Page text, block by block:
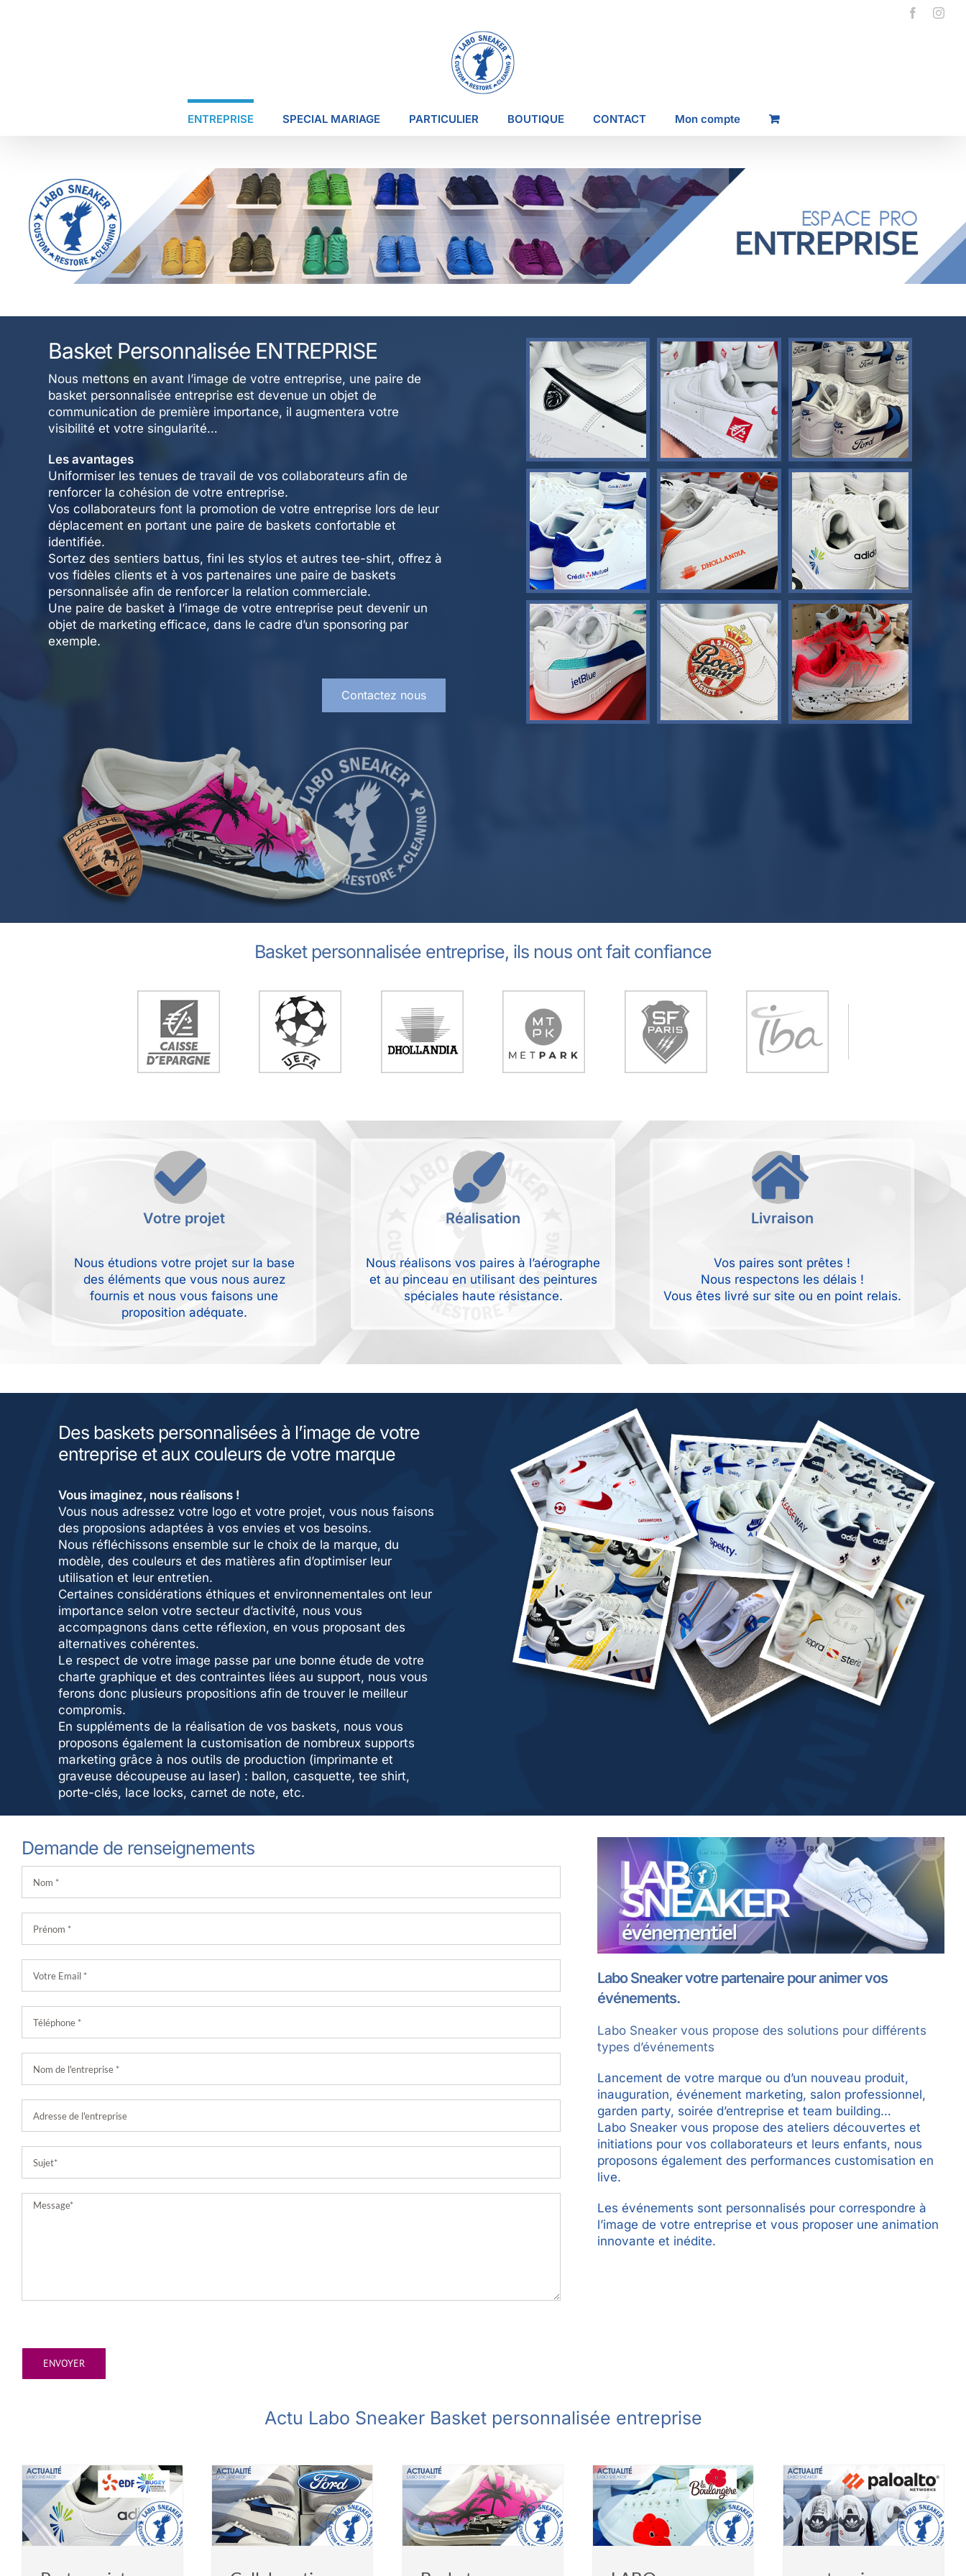
Facebook
ENTREPRISE SPECIAL MARIAGE PARTICULIER BOUTIQUE CONTACT Mon compte
Basket Personnalisée ENTREPRISE
Nous mettons en avant l’image de votre entreprise, une paire de
basket personnalisée entreprise est devenue un objet de
communication de première importance, il augmentera votre
visibilité et votre singularité…
Les avantages
Uniformiser les tenues de travail de vos collaborateurs afin de
renforcer la cohésion de votre entreprise.
Vos collaborateurs font la promotion de votre entreprise lors de leur
déplacement en portant une paire de baskets confortable et
identifiée.
Sortez des sentiers battus, fini les stylos et autres tee-shirt, offrez à
vos fidèles clients et à vos partenaires une paire de baskets
personnalisée afin de renforcer la relation commerciale.
Une paire de basket à l’image de votre entreprise peut devenir un
objet de marketing efficace, dans le cadre d’un sponsoring par
exemple.
Contactez nous
Basket personnalisée entreprise, ils nous ont fait confiance
Votre projet
Nous étudions votre projet sur la base
des éléments que vous nous aurez
fournis et nous vous faisons une
proposition adéquate.
Réalisation
Nous réalisons vos paires à l’aérographe
et au pinceau en utilisant des peintures
spéciales haute résistance.
Livraison
Vos paires sont prêtes !
Nous respectons les délais !
Vous êtes livré sur site ou en point relais.
Des baskets personnalisées à l’image de votre
entreprise et aux couleurs de votre marque
Vous imaginez, nous réalisons !
Vous nous adressez votre logo et votre projet, vous nous faisons
des proposions adaptées à vos envies et vos besoins.
Nous réfléchissons ensemble sur le choix de la marque, du
modèle, des couleurs et des matières afin d’optimiser leur
utilisation et leur entretien.
Certaines considérations éthiques et environnementales ont leur
importance selon votre secteur d’activité, nous vous
accompagnons dans cette réflexion, en vous proposant des
alternatives cohérentes.
Le respect de votre image passe par une bonne étude de votre
charte graphique et des contraintes liées au support, nous vous
ferons donc plusieurs propositions afin de trouver le meilleur
compromis.
En suppléments de la réalisation de vos baskets, nous vous
proposons également la customisation de nombreux supports
marketing grâce à nos outils de production (imprimante et
graveuse découpeuse au laser) : ballon, casquette, tee shirt,
porte-clés, lace locks, carnet de note, etc.
Demande de renseignements
Labo Sneaker votre partenaire pour animer vos
événements.
Labo Sneaker vous propose des solutions pour différents
types d’événements
Lancement de votre marque ou d’un nouveau produit,
inauguration, événement marketing, salon professionnel,
garden party, soirée d’entreprise et team building…
Labo Sneaker vous propose des ateliers découvertes et
initiations pour vos collaborateurs et leurs enfants, nous
proposons également des performances customisation en
live.
Les événements sont personnalisés pour correspondre à
l’image de votre entreprise et vous proposer une animation
innovante et inédite.
Actu Labo Sneaker Basket personnalisée entreprise
Collaboration avec
FORD
Actualités entreprise
Basket personnalisée
Porsche
Actualités entreprise
LABO SNEAKER
chausse LA
BOULANGERE
Actualités entreprise
partenaire entreprise
Paloalto
Actualités entreprise